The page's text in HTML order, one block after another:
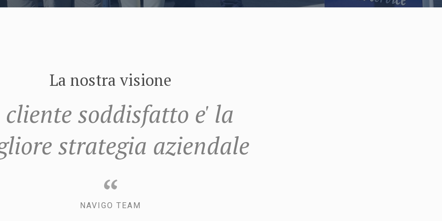
La nostra visione
soddisfatto e' la
strategia aziendale
“
NAVIGO TEAM